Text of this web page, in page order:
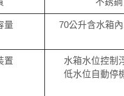
量 70公升含水箱
置
水箱水位控制
低水位自動停